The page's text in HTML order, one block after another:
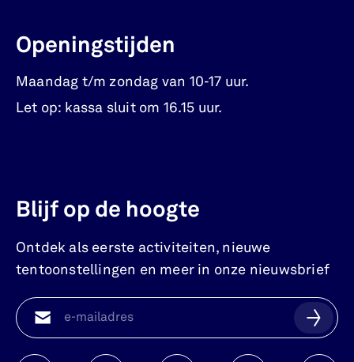
Openingstijden
Maandag t/m zondag van 10-17 uur.
Let op: kassa sluit om 16.15 uur.
Blijf op de hoogte
Ontdek als eerste activiteiten, nieuwe
tentoonstellingen en meer in onze nieuwsbrief